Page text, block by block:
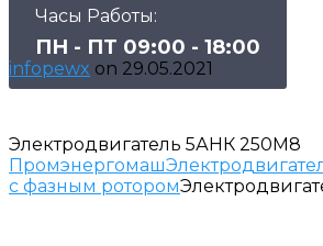
Часы Работы:
ПН - ПТ 09:00 - 18:00
infopewx on 29.05.2021
Электродвигатель 5АНК 250М8
Промэнергомаш
с фазным ротором